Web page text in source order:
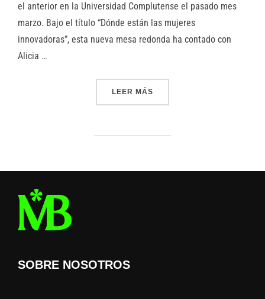
el anterior en la Universidad Complutense el pasado mes
marzo. Bajo el título “Dónde están las mujeres
innovadoras”, esta nueva mesa redonda ha contado con
Alicia …
LEER MÁS
SOBRE NOSOTROS